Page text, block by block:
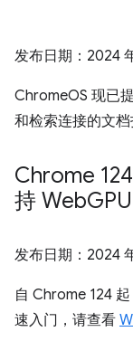
发布日期： 2024
ChromeOS 现已
和检索连接的文档
Chrome
持 WebGPU
发布日期： 2024
自 Chrome 124
速入门，请查看